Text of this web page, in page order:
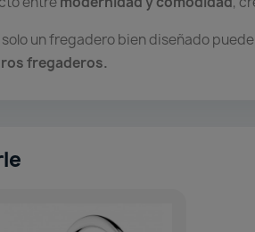
un fregadero bien diseñado
fregaderos.